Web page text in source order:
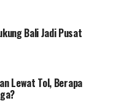
Cianjur Caang
juga sampaikan
kelistrikan akibat
Prasodjo
upaya
Bali Jadi Pusat
Lewat Tol, Berapa